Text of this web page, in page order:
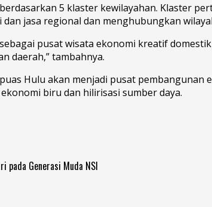
5 klaster kewilayahan. Klaster
jasa regional dan menghubungkan
pusat wisata ekonomi kreatif
daerah,” tambahnya.
Hulu akan menjadi pusat
biru dan hilirisasi sumber daya.
pada Generasi Muda NSI